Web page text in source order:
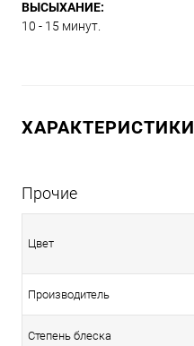
ВЫСЫХАНИЕ:
10 - 15 минут.
ХАРАКТЕРИСТИКИ
Прочие
Цвет
Производитель
Степень блеска